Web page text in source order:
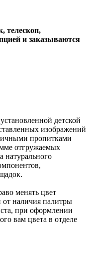
телескоп,
и заказываются
детской
изображений
пропитками
отгружаемых
натурального
менять цвет
от наличия палитры
при оформлении
вам цвета в отделе